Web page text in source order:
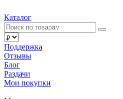
Каталог
Поддержка
Отзывы
Блог
Раздачи
Мои покупки